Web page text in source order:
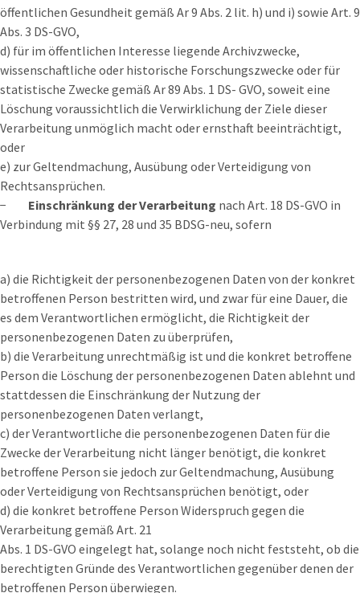
öffentlichen Gesundheit gemäß Ar 9 Abs. 2 lit. h) und i) sowie Art. 9
Abs. 3 DS-GVO,
d) für im öffentlichen Interesse liegende Archivzwecke,
wissenschaftliche oder historische Forschungszwecke oder für
statistische Zwecke gemäß Ar 89 Abs. 1 DS- GVO, soweit eine
Löschung voraussichtlich die Verwirklichung der Ziele dieser
Verarbeitung unmöglich macht oder ernsthaft beeinträchtigt,
oder
e) zur Geltendmachung, Ausübung oder Verteidigung von
Rechtsansprüchen.
− Einschränkung der Verarbeitung nach Art. 18 DS-GVO in
Verbindung mit §§ 27, 28 und 35 BDSG-neu, sofern
a) die Richtigkeit der personenbezogenen Daten von der konkret
betroffenen Person bestritten wird, und zwar für eine Dauer, die
es dem Verantwortlichen ermöglicht, die Richtigkeit der
personenbezogenen Daten zu überprüfen,
b) die Verarbeitung unrechtmäßig ist und die konkret betroffene
Person die Löschung der personenbezogenen Daten ablehnt und
stattdessen die Einschränkung der Nutzung der
personenbezogenen Daten verlangt,
c) der Verantwortliche die personenbezogenen Daten für die
Zwecke der Verarbeitung nicht länger benötigt, die konkret
betroffene Person sie jedoch zur Geltendmachung, Ausübung
oder Verteidigung von Rechtsansprüchen benötigt, oder
d) die konkret betroffene Person Widerspruch gegen die
Verarbeitung gemäß Art. 21
Abs. 1 DS-GVO eingelegt hat, solange noch nicht feststeht, ob die
berechtigten Gründe des Verantwortlichen gegenüber denen der
betroffenen Person überwiegen.